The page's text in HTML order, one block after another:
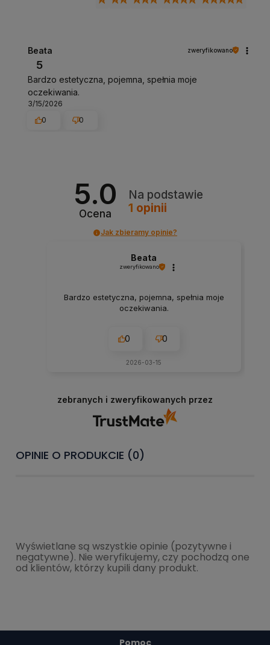
Beata zweryfikowano
5
Bardzo estetyczna, pojemna, spełnia moje
oczekiwania.
3/15/2026
0
0
5.0
Ocena
Na podstawie
1 opinii
Jak zbieramy opinie?
Beata
zweryfikowano
Bardzo estetyczna, pojemna, spełnia moje
oczekiwania.
0 0
2026-03-15
zebranych i zweryfikowanych przez
OPINIE O PRODUKCIE (0)
Wyświetlane są wszystkie opinie (pozytywne i
negatywne). Nie weryfikujemy, czy pochodzą one
od klientów, którzy kupili dany produkt.